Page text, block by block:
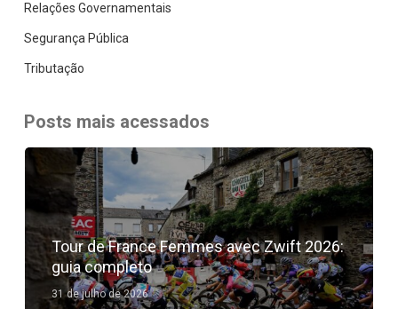
Relações Governamentais
Segurança Pública
Tributação
Posts mais acessados
Tour de France Femmes avec Zwift 2026:
guia completo
31 de julho de 2026